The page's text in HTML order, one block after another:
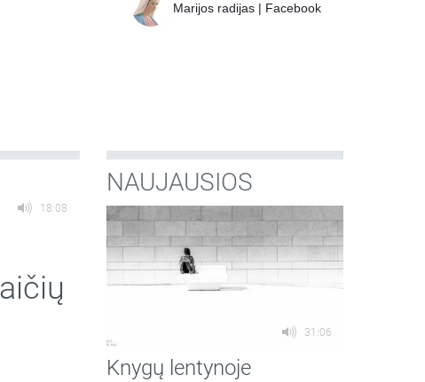
Marijos radijas | Facebook
18:08
NAUJAUSIOS
31:06
Knygų lentynoje